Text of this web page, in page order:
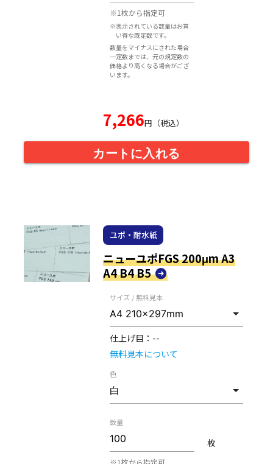
※1枚から指定可
※表示されている数量はお買
い得な既定数です。
数量をマイナスにされた場合
一定数までは、元の規定数の
価格より高くなる場合がござ
います。
7,266円（税込）
カートに入れる
ユポ・耐水紙
ニューユポFGS 200μm A3
A4 B4 B5
サイズ / 無料見本
仕上げ目： --
無料見本について
色
数量
※1枚から指定可
枚